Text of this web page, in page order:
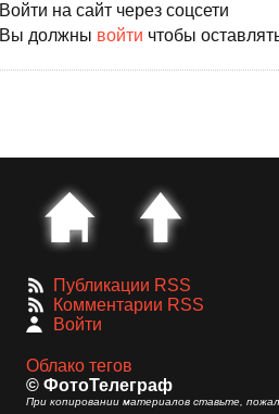
Войти на сайт через соцсети
Вы должны войти чтобы
Публикации RSS
Комментарии RSS
Войти
Облако тегов
© ФотоТелеграф
При копировании материалов ставьте,